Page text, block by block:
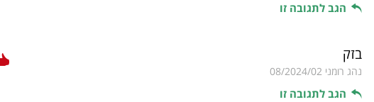
הגב לתגובה זו
בזק
נהג רומני 08/2024/02
הגב לתגובה זו